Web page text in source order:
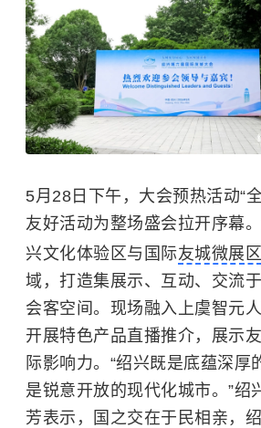
5月28日下午，大会预热活动“
友好活动为整场盛会拉开序幕
兴文化体验区与国际友城微展区
域，打造集展示、互动、交流
会客空间。现场融入上虞智元
开展特色产品直播推介，展示
际影响力。“绍兴既是底蕴深厚
是锐意开放的现代化城市。”绍
芳表示，国之交在于民相亲，